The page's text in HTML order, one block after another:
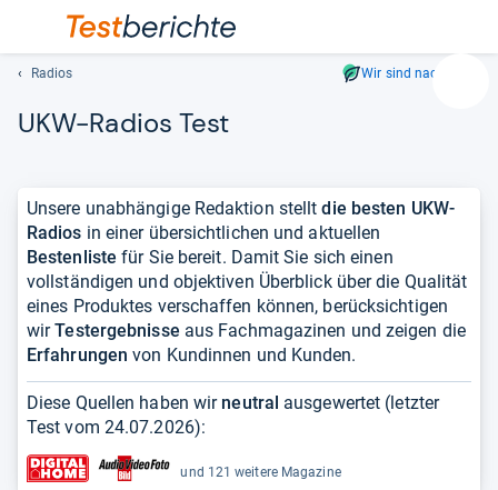
Zeichen
und
sich
mit
Radios Wir sind nachhaltig
UKW-​Radios Test
Unsere unabhängige Redaktion stelltdie besten UKW-
Radios in einer übersichtlichen und aktuellen
Bestenliste für Sie bereit. Damit Sie sich einen
vollständigen und objektiven Überblick über die Qualität
eines Produktes verschaffen können, berücksichtigen
wirTestergebnisse aus Fachmagazinen und zeigen die
Erfahrungen von Kundinnen und Kunden.
Diese Quellen haben wir neutral ausgewertet (letzter
Test vom 24.07.2026):
und 121 weitere Magazine